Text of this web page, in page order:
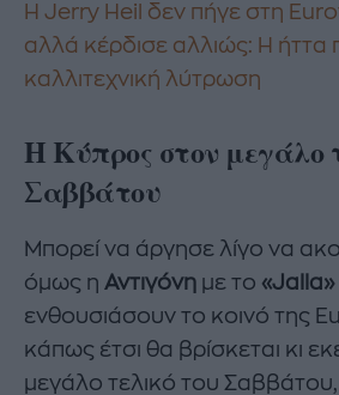
Η Jerry Heil δεν πήγε στη
αλλά κέρδισε αλλιώς: H ήττα
καλλιτεχνική λύτρωση
Η Κύπρος στον μεγάλο
Σαββάτου
Μπορεί να άργησε λίγο να
όμως η Αντιγόνη με το «Jalla»
ενθουσιάσουν το κοινό της
κάπως έτσι θα βρίσκεται κι
μεγάλο τελικό του